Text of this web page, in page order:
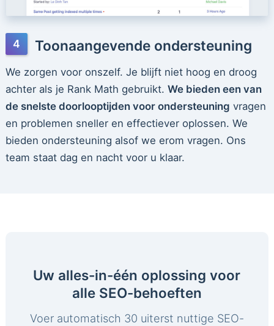
Toonaangevende ondersteuning
We zorgen voor onszelf. Je blijft niet hoog en droog
achter als je Rank Math gebruikt. We bieden een van
de snelste doorlooptijden voor ondersteuning vragen
en problemen sneller en effectiever oplossen. We
bieden ondersteuning alsof we erom vragen. Ons
team staat dag en nacht voor u klaar.
Uw alles-in-één oplossing voor
alle SEO-behoeften
Voer automatisch 30 uiterst nuttige SEO-